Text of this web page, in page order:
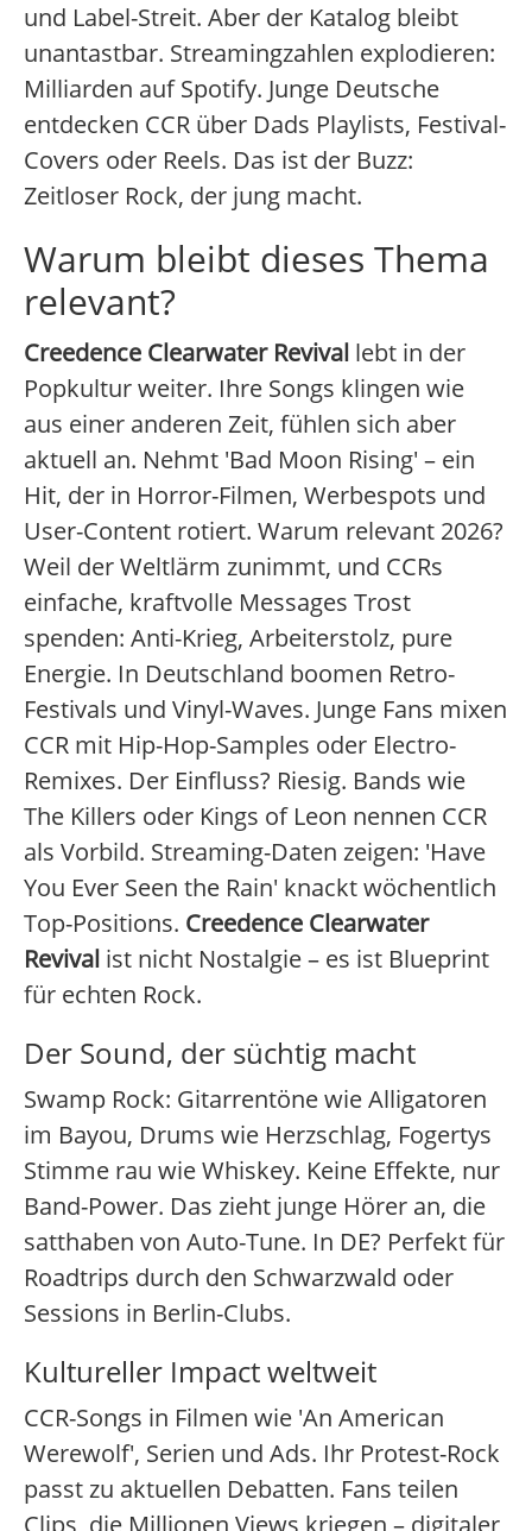
und Label-Streit. Aber der Katalog bleibt
unantastbar. Streamingzahlen explodieren:
Milliarden auf Spotify. Junge Deutsche
entdecken CCR über Dads Playlists, Festival-
Covers oder Reels. Das ist der Buzz:
Zeitloser Rock, der jung macht.
Warum bleibt dieses Thema
relevant?
Creedence Clearwater Revival lebt in der
Popkultur weiter. Ihre Songs klingen wie
aus einer anderen Zeit, fühlen sich aber
aktuell an. Nehmt 'Bad Moon Rising' – ein
Hit, der in Horror-Filmen, Werbespots und
User-Content rotiert. Warum relevant 2026?
Weil der Weltlärm zunimmt, und CCRs
einfache, kraftvolle Messages Trost
spenden: Anti-Krieg, Arbeiterstolz, pure
Energie. In Deutschland boomen Retro-
Festivals und Vinyl-Waves. Junge Fans mixen
CCR mit Hip-Hop-Samples oder Electro-
Remixes. Der Einfluss? Riesig. Bands wie
The Killers oder Kings of Leon nennen CCR
als Vorbild. Streaming-Daten zeigen: 'Have
You Ever Seen the Rain' knackt wöchentlich
Top-Positions. Creedence Clearwater
Revival ist nicht Nostalgie – es ist Blueprint
für echten Rock.
Der Sound, der süchtig macht
Swamp Rock: Gitarrentöne wie Alligatoren
im Bayou, Drums wie Herzschlag, Fogertys
Stimme rau wie Whiskey. Keine Effekte, nur
Band-Power. Das zieht junge Hörer an, die
satthaben von Auto-Tune. In DE? Perfekt für
Roadtrips durch den Schwarzwald oder
Sessions in Berlin-Clubs.
Kultureller Impact weltweit
CCR-Songs in Filmen wie 'An American
Werewolf', Serien und Ads. Ihr Protest-Rock
passt zu aktuellen Debatten. Fans teilen